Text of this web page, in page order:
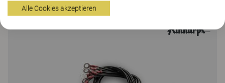
Alle Cookies akzeptieren